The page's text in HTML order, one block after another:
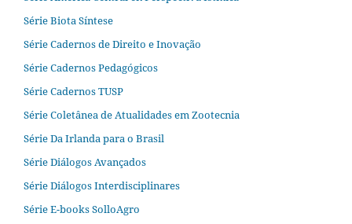
Série Biota Síntese
Série Cadernos de Direito e Inovação
Série Cadernos Pedagógicos
Série Cadernos TUSP
Série Coletânea de Atualidades em Zootecnia
Série Da Irlanda para o Brasil
Série Diálogos Avançados
Série Diálogos Interdisciplinares
Série E-books SolloAgro